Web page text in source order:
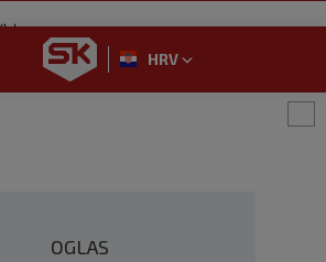
On the Google Play
HRV
OGLAS